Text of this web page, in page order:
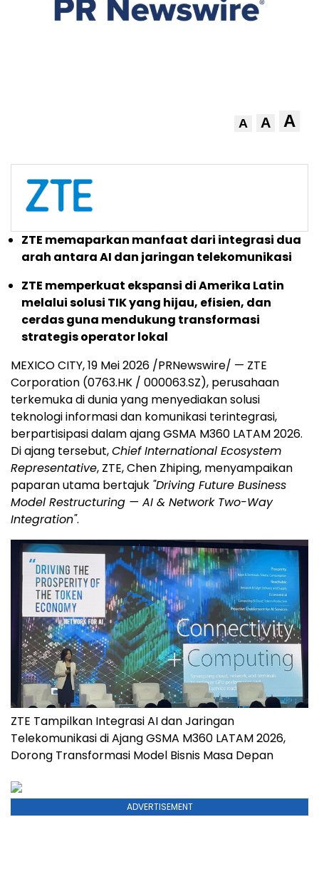
A A A
ZTE memaparkan manfaat dari integrasi dua
arah antara AI dan jaringan telekomunikasi
ZTE memperkuat ekspansi di Amerika Latin
melalui solusi TIK yang hijau, efisien, dan
cerdas guna mendukung transformasi
strategis operator lokal
MEXICO CITY,19 Mei 2026 /PRNewswire/ — ZTE
Corporation (0763.HK / 000063.SZ), perusahaan
terkemuka di dunia yang menyediakan solusi
teknologi informasi dan komunikasi terintegrasi,
berpartisipasi dalam ajang GSMA M360 LATAM 2026.
Di ajang tersebut,Chief International Ecosystem
Representative, ZTE, Chen Zhiping, menyampaikan
paparan utama bertajuk "Driving Future Business
Model Restructuring — AI & Network Two-Way
Integration".
ZTE Tampilkan Integrasi AI dan Jaringan
Telekomunikasi di Ajang GSMA M360 LATAM 2026,
Dorong Transformasi Model Bisnis Masa Depan
ADVERTISEMENT